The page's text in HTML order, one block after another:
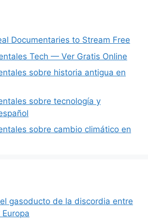
Documentaries to Stream Free
Tech — Ver Gratis Online
sobre historia antigua en
sobre tecnología y
sobre cambio climático en
gasoducto de la discordia entre
Europa